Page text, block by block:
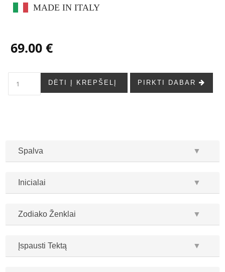
MADE IN ITALY
69.00 €
DĖTI Į KREPŠELĮ PIRKTI DABAR
Spalva ▼
Inicialai ▼
Zodiako Ženklai ▼
Įspausti Tektą ▼